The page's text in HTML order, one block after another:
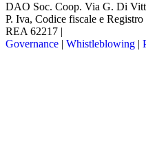
DAO Soc. Coop. Via G. Di
P. Iva, Codice fiscale e
REA 62217 |
Governance | Whistleblowing |